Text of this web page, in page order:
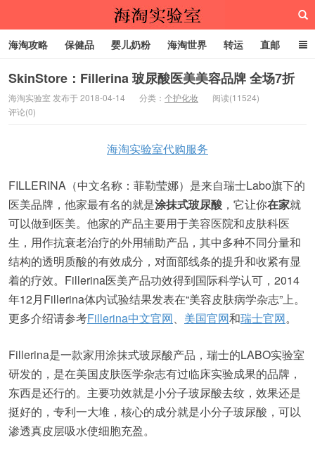
海淘攻略 保健品 婴儿奶粉 海淘世界 转运 直邮
代购服务
SkinStore：Fillerina 玻尿酸医美美容品牌 全场7折
海淘实验室 发布于 2018-04-14 分类： 个护化妆
阅读(11524)
评论(0)
海淘实验室代购服务
FILLERINA（中文名称：菲勒莹娜）是来自瑞士Labo旗下的
医美品牌，他家最有名的就是涂抹式玻尿酸 ，它让你在家就
可以做到医美。他家的产品主要用于美容医院和皮肤科医
生，用作抗衰老治疗的外用辅助产品，其中多种不同分量和
结构的透明质酸的有效成分，对面部线条的提升和收紧有显
着的疗效。Fillerina医美产品功效得到国际科学认可，2014
年12月Fillerina体内试验结果发表在“美容皮肤病学杂志”上。
更多介绍请参考Fillerina中文官网、 美国官网和瑞士官网。
Fillerina是一款家用涂抹式玻尿酸产品，瑞士的LABO实验室
研发的，是在美国皮肤医学杂志有过临床实验成果的品牌，
东西是还行的。主要功效就是小分子玻尿酸去纹，效果还是
挺好的，专利一大堆，核心的成分就是小分子玻尿酸，可以
渗透真皮层吸水使细胞充盈。